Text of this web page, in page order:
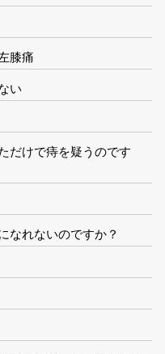
膝痛
い
だけで痔を疑うのです
なれないのですか？